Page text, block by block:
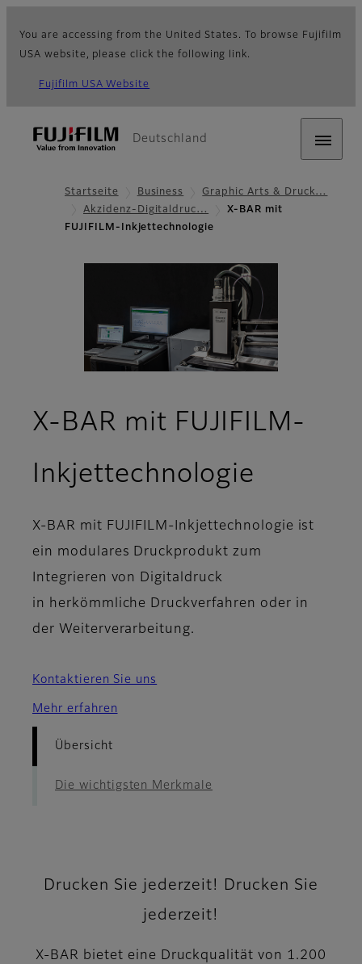
You are accessing from the United States. To browse Fujifilm
USA website, please click the following link.
Fujifilm USA Website
Deutschland
Startseite Business
Graphic Arts & Druck…
Akzidenz-Digitaldruc…
X-BAR mit
FUJIFILM-Inkjettechnologie
X-BAR mit FUJIFILM-
Inkjettechnologie
X-BAR mit FUJIFILM-Inkjettechnologie ist
ein modulares Druckprodukt zum
Integrieren von Digitaldruck
in herkömmliche Druckverfahren oder in
der Weiterverarbeitung.
Kontaktieren Sie uns
Mehr erfahren
Übersicht
Die wichtigsten Merkmale
Drucken Sie jederzeit! Drucken Sie
jederzeit!
X-BAR bietet eine Druckqualität von 1.200